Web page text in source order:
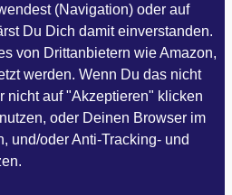
(Navigation) oder auf
Du Dich damit einverstanden.
von Drittanbietern wie Amazon,
werden. Wenn Du das nicht
nicht auf "Akzeptieren" klicken
oder Deinen Browser im
und/oder Anti-Tracking- und